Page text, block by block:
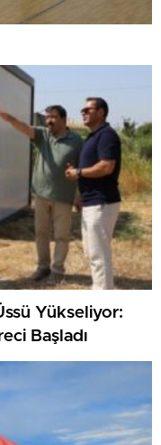
Yükseliyor:
Başladı